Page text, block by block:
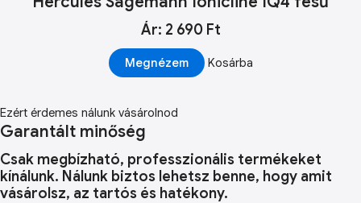
Ár: 2 690 Ft
Megnézem Kosárba
Ezért érdemes nálunk vásárolnod
Garantált minőség
Csak megbízható, professzionális termékeket
kínálunk. Nálunk biztos lehetsz benne, hogy amit
vásárolsz, az tartós és hatékony.